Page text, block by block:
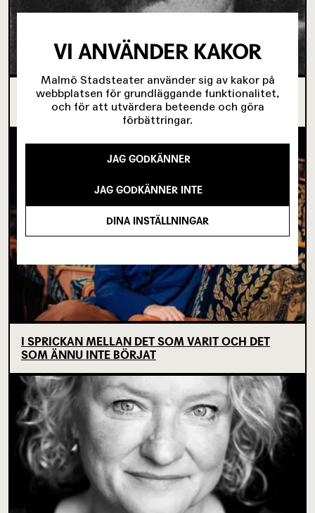
OM TOVE DITLEVSEN OCH
KÖPENHAMNSTRILOGIN
I SPRICKAN MELLAN DET SOM VARIT OCH DET
SOM ÄNNU INTE BÖRJAT
VI ANVÄNDER KAKOR
Malmö Stadsteater använder sig av kakor på
webbplatsen för grundläggande funktionalitet,
och för att utvärdera beteende och göra
förbättringar.
JAG GODKÄNNER
JAG GODKÄNNER INTE
DINA INSTÄLLNINGAR